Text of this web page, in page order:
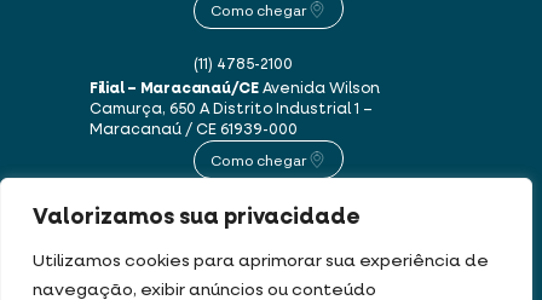
Valorizamos sua privacidade
Utilizamos cookies para aprimorar sua experiência de
navegação, exibir anúncios ou conteúdo
Como chegar
(11) 4785-2100
Filial – Maracanaú/CEAvenida Wilson
Camurça, 650 ADistrito Industrial 1 –
Maracanaú / CE61939-000
Como chegar
(85) 3250-1235